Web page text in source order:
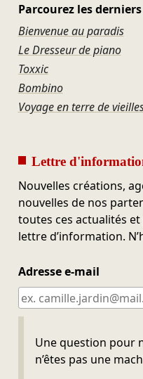
Parcourez les
Bienvenue au paradis
Le Dresseur de piano
Toxxic
Bombino
Voyage en terre de
Lettre
Nouvelles créations,
nouvelles de nos
toutes ces actualités
lettre d’information.
Adresse e-mail
Une question pour
n’êtes pas une
Ne pas remplir